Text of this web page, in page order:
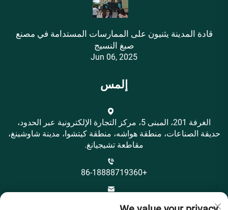
قادة المدينة يثنيون على الممارسات المستدامة في مصنع
صبغ النسيج
Jun 06, 2025
إلمس
الغرفة 201، المبنى 5، مركز التجارة الإلكترونية عبر الحدود،
حديقة الصناعات، منطقة هواشه، منطقة كيتشوا، مدينة شاوشينغ،
مقاطعة تشيجيانغ.
+86-18888719360